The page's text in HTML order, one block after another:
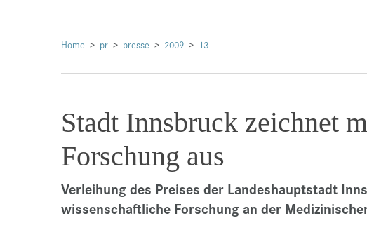
Home pr presse 2009 13
Stadt Innsbruck zeichnet
Forschung aus
Verleihung des Preises der Landeshauptstadt
wissenschaftliche Forschung an der